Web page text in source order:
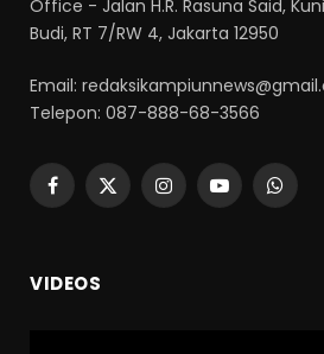
Office - Jalan H.R. Rasuna Said,
Budi, RT 7/RW 4, Jakarta 12950
Email:
Telepon: 087-888-68-3566
Facebook
X
InstagramYouTube
VIDEOS